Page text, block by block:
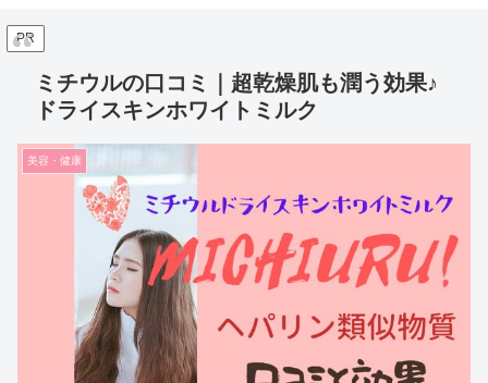
PR
ミチウルの口コミ｜超乾燥肌も潤う効果♪
ドライスキンホワイトミルク
美容・健康